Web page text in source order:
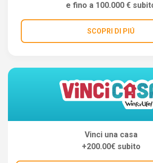
e fino a 100.000 €
SCOPRI DI PIÚ
Vinci una casa
+200.00€ subito